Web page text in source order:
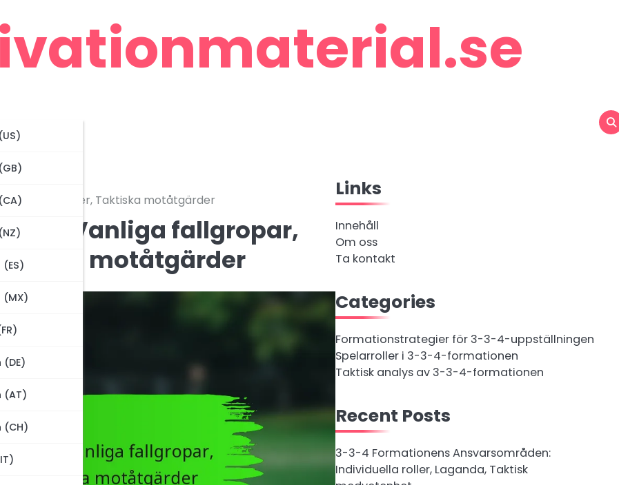
(MX)
(DE)
(AT)
(CH)
Taktiska motåtgärder
Vanliga fallgropar,
motåtgärder
Links
Innehåll
Om oss
Ta kontakt
Categories
Formationstrategier för 3-3-4-uppställningen
Spelarroller i 3-3-4-formationen
Taktisk analys av 3-3-4-formationen
Recent Posts
3-3-4 Formationens Ansvarsområden:
Individuella roller, Laganda, Taktisk